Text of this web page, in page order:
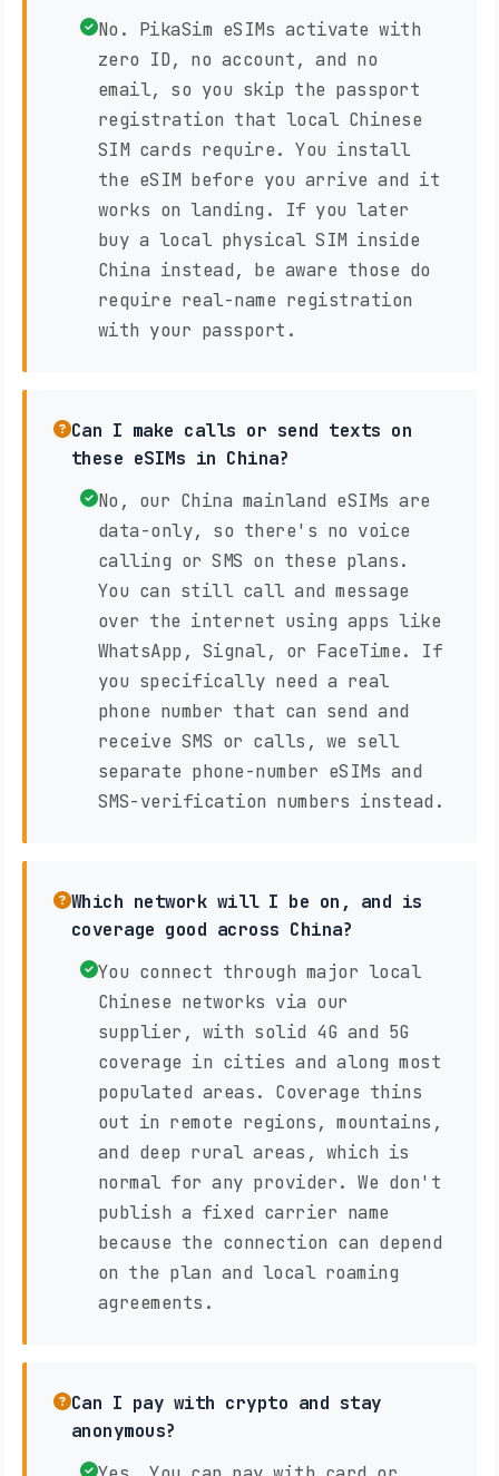
No. PikaSim eSIMs activate with
zero ID, no account, and no
email, so you skip the passport
registration that local Chinese
SIM cards require. You install
the eSIM before you arrive and it
works on landing. If you later
buy a local physical SIM inside
China instead, be aware those do
require real-name registration
with your passport.
Can I make calls or send texts on
these eSIMs in China?
No, our China mainland eSIMs are
data-only, so there's no voice
calling or SMS on these plans.
You can still call and message
over the internet using apps like
WhatsApp, Signal, or FaceTime. If
you specifically need a real
phone number that can send and
receive SMS or calls, we sell
separate phone-number eSIMs and
SMS-verification numbers instead.
Which network will I be on, and is
coverage good across China?
You connect through major local
Chinese networks via our
supplier, with solid 4G and 5G
coverage in cities and along most
populated areas. Coverage thins
out in remote regions, mountains,
and deep rural areas, which is
normal for any provider. We don't
publish a fixed carrier name
because the connection can depend
on the plan and local roaming
agreements.
Can I pay with crypto and stay
anonymous?